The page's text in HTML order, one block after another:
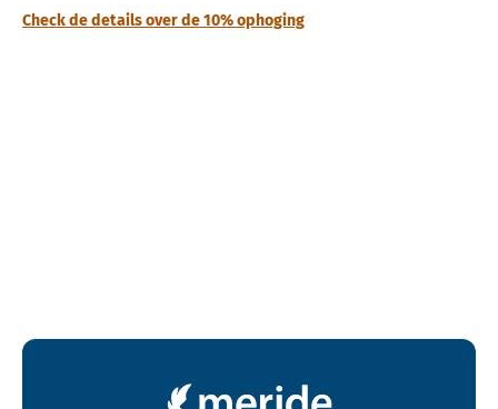
Check de details over de 10% ophoging